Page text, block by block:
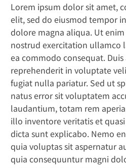
English
Lorem ipsum dolor sit amet,
elit, sed do eiusmod tempor
dolore magna aliqua. Ut
nostrud exercitation ullamco
ea commodo consequat.
reprehenderit in voluptate
fugiat nulla pariatur. Sed ut
natus error sit voluptatem
laudantium, totam rem
illo inventore veritatis et
dicta sunt explicabo. Nemo
quia voluptas sit aspernatur
quia consequuntur magni